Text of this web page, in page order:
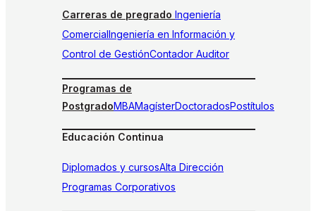
Carreras de pregrado Ingeniería
ComercialIngeniería en Información y
Control de GestiónContador Auditor
Programas de
PostgradoMBAMagísterDoctoradosPostítulos
Educación Continua
Diplomados y cursosAlta Dirección
Programas Corporativos